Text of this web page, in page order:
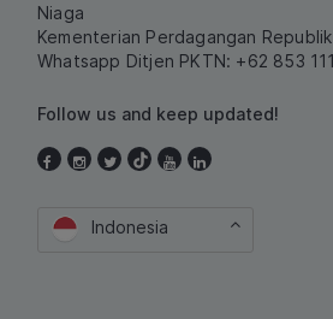
Niaga
Kementerian Perdagangan
Whatsapp Ditjen PKTN: +62 853
Follow us and keep updated!
Indonesia